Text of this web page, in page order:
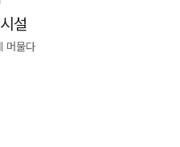
설
머물다